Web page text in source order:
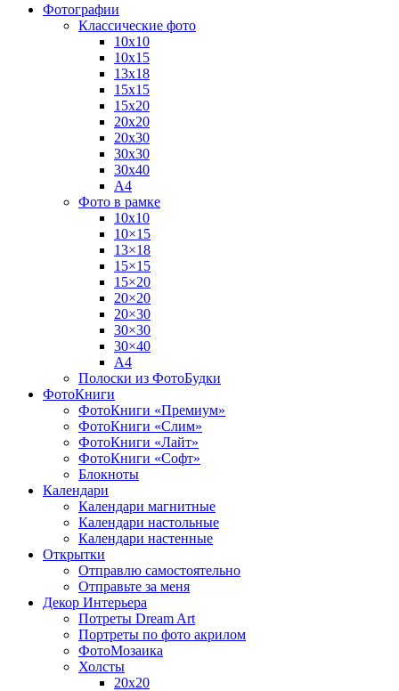
Фотографии
Классические фото
10х10
10х15
13х18
15х15
15х20
20х20
20х30
30х30
30х40
А4
Фото в рамке
10х10
10×15
13×18
15×15
15×20
20×20
20×30
30×30
30×40
A4
Полоски из ФотоБудки
ФотоКниги
ФотоКниги «Премиум»
ФотоКниги «Слим»
ФотоКниги «Лайт»
ФотоКниги «Софт»
Блокноты
Календари
Календари магнитные
Календари настольные
Календари настенные
Открытки
Отправлю самостоятельно
Отправьте за меня
Декор Интерьера
Потреты Dream Art
Портреты по фото акрилом
ФотоМозаика
Холсты
20х20